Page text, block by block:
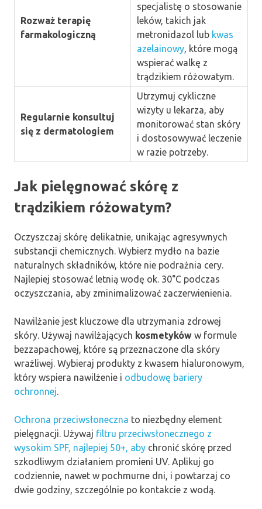
Rozważ terapię
farmakologiczną
specjalistę o stosowanie
leków, takich jak
metronidazol lub kwas
azelainowy, które mogą
wspierać walkę z
trądzikiem różowatym.
Regularnie konsultuj
się z dermatologiem
Utrzymuj cykliczne
wizyty u lekarza, aby
monitorować stan skóry
i dostosowywać leczenie
w razie potrzeby.
Jak pielęgnować skórę z
trądzikiem różowatym?
Oczyszczaj skórę delikatnie, unikając agresywnych
substancji chemicznych. Wybierz mydło na bazie
naturalnych składników, które nie podrażnia cery.
Najlepiej stosować letnią wodę ok. 30°C podczas
oczyszczania, aby zminimalizować zaczerwienienia.
Nawilżanie jest kluczowe dla utrzymania zdrowej
skóry. Używaj nawilżających kosmetyków w formule
bezzapachowej, które są przeznaczone dla skóry
wrażliwej. Wybieraj produkty z kwasem hialuronowym,
który wspiera nawilżenie i odbudowę bariery
ochronnej
Ochrona przeciwsłoneczna to niezbędny element
pielęgnacji. Używaj filtru przeciwsłonecznego z
wysokim SPF, najlepiej 50+, aby chronić skórę przed
szkodliwym działaniem promieni UV. Aplikuj go
codziennie, nawet w pochmurne dni, i powtarzaj co
dwie godziny, szczególnie po kontakcie z wodą.